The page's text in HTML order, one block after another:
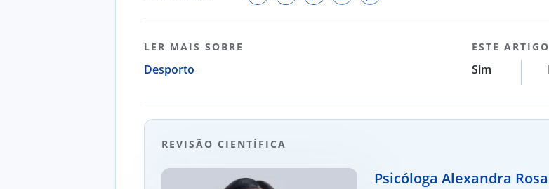
LER MAIS SOBRE
Desporto
ESTE
Sim
REVISÃO CIENTÍFICA
Psicóloga Alexandra Rosa